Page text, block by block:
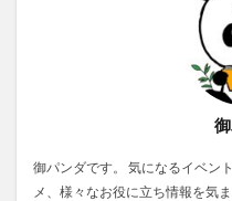
御パンダです。 気になるイベン
メ、様々なお役に立ち情報を気